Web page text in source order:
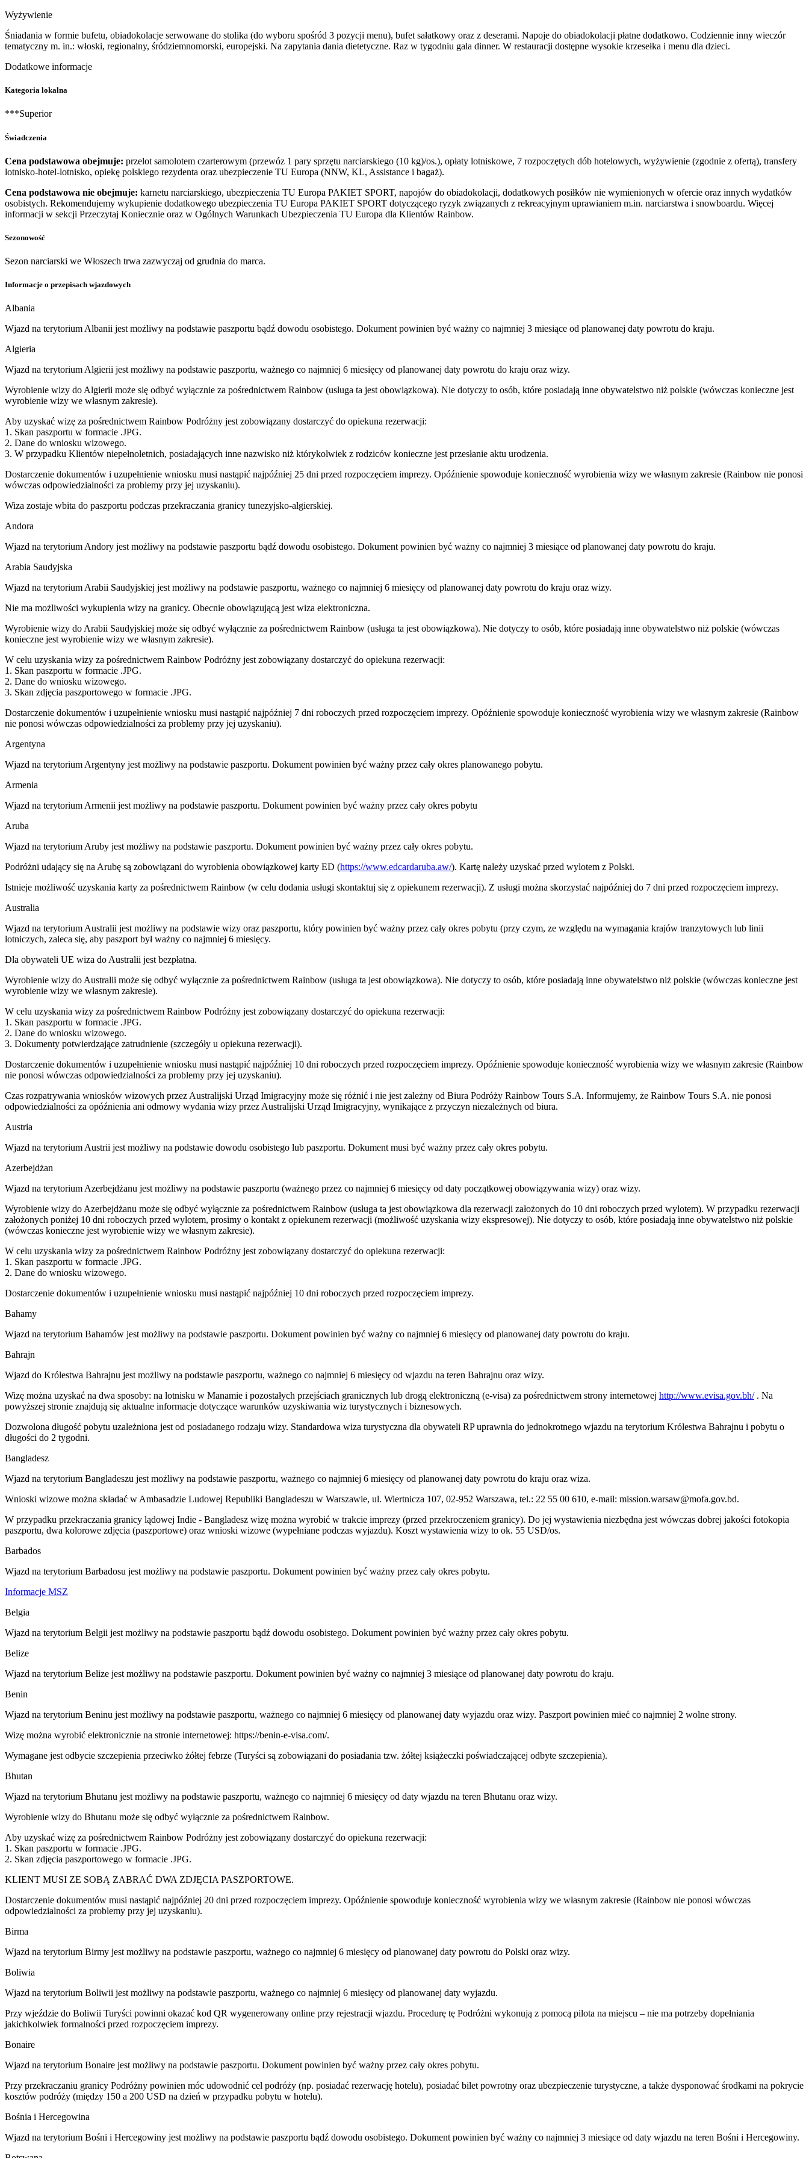
Wyżywienie
Śniadania w formie bufetu, obiadokolacje serwowane do stolika (do wyboru spośród 3 pozycji menu), bufet sałatkowy oraz z deserami. Napoje do obiadokolacji płatne dodatkowo. Codziennie inny wieczór
tematyczny m. in.: włoski, regionalny, śródziemnomorski, europejski. Na zapytania dania dietetyczne. Raz w tygodniu gala dinner. W restauracji dostępne wysokie krzesełka i menu dla dzieci.
Dodatkowe informacje
Kategoria lokalna
***Superior
Świadczenia
Cena podstawowa obejmuje: przelot samolotem czarterowym (przewóz 1 pary sprzętu narciarskiego (10 kg)/os.), opłaty lotniskowe, 7 rozpoczętych dób hotelowych, wyżywienie (zgodnie z ofertą), transfery
lotnisko-hotel-lotnisko, opiekę polskiego rezydenta oraz ubezpieczenie TU Europa (NNW, KL, Assistance i bagaż).
Cena podstawowa nie obejmuje: karnetu narciarskiego, ubezpieczenia TU Europa PAKIET SPORT, napojów do obiadokolacji, dodatkowych posiłków nie wymienionych w ofercie oraz innych wydatków
osobistych. Rekomendujemy wykupienie dodatkowego ubezpieczenia TU Europa PAKIET SPORT dotyczącego ryzyk związanych z rekreacyjnym uprawianiem m.in. narciarstwa i snowboardu. Więcej
informacji w sekcji Przeczytaj Koniecznie oraz w Ogólnych Warunkach Ubezpieczenia TU Europa dla Klientów Rainbow.
Sezonowość
Sezon narciarski we Włoszech trwa zazwyczaj od grudnia do marca.
Informacje o przepisach wjazdowych
Albania
Wjazd na terytorium Albanii jest możliwy na podstawie paszportu bądź dowodu osobistego. Dokument powinien być ważny co najmniej 3 miesiące od planowanej daty powrotu do kraju.
Algieria
Wjazd na terytorium Algierii jest możliwy na podstawie paszportu, ważnego co najmniej 6 miesięcy od planowanej daty powrotu do kraju oraz wizy.
Wyrobienie wizy do Algierii może się odbyć wyłącznie za pośrednictwem Rainbow (usługa ta jest obowiązkowa). Nie dotyczy to osób, które posiadają inne obywatelstwo niż polskie (wówczas konieczne jest
wyrobienie wizy we własnym zakresie).
Aby uzyskać wizę za pośrednictwem Rainbow Podróżny jest zobowiązany dostarczyć do opiekuna rezerwacji:
1. Skan paszportu w formacie .JPG.
2. Dane do wniosku wizowego.
3. W przypadku Klientów niepełnoletnich, posiadających inne nazwisko niż którykolwiek z rodziców konieczne jest przesłanie aktu urodzenia.
Dostarczenie dokumentów i uzupełnienie wniosku musi nastąpić najpóźniej 25 dni przed rozpoczęciem imprezy. Opóźnienie spowoduje konieczność wyrobienia wizy we własnym zakresie (Rainbow nie ponosi
wówczas odpowiedzialności za problemy przy jej uzyskaniu).
Wiza zostaje wbita do paszportu podczas przekraczania granicy tunezyjsko-algierskiej.
Andora
Wjazd na terytorium Andory jest możliwy na podstawie paszportu bądź dowodu osobistego. Dokument powinien być ważny co najmniej 3 miesiące od planowanej daty powrotu do kraju.
Arabia Saudyjska
Wjazd na terytorium Arabii Saudyjskiej jest możliwy na podstawie paszportu, ważnego co najmniej 6 miesięcy od planowanej daty powrotu do kraju oraz wizy.
Nie ma możliwości wykupienia wizy na granicy. Obecnie obowiązującą jest wiza elektroniczna.
Wyrobienie wizy do Arabii Saudyjskiej może się odbyć wyłącznie za pośrednictwem Rainbow (usługa ta jest obowiązkowa). Nie dotyczy to osób, które posiadają inne obywatelstwo niż polskie (wówczas
konieczne jest wyrobienie wizy we własnym zakresie).
W celu uzyskania wizy za pośrednictwem Rainbow Podróżny jest zobowiązany dostarczyć do opiekuna rezerwacji:
1. Skan paszportu w formacie .JPG.
2. Dane do wniosku wizowego.
3. Skan zdjęcia paszportowego w formacie .JPG.
Dostarczenie dokumentów i uzupełnienie wniosku musi nastąpić najpóźniej 7 dni roboczych przed rozpoczęciem imprezy. Opóźnienie spowoduje konieczność wyrobienia wizy we własnym zakresie (Rainbow
nie ponosi wówczas odpowiedzialności za problemy przy jej uzyskaniu).
Argentyna
Wjazd na terytorium Argentyny jest możliwy na podstawie paszportu. Dokument powinien być ważny przez cały okres planowanego pobytu.
Armenia
Wjazd na terytorium Armenii jest możliwy na podstawie paszportu. Dokument powinien być ważny przez cały okres pobytu
Aruba
Wjazd na terytorium Aruby jest możliwy na podstawie paszportu. Dokument powinien być ważny przez cały okres pobytu.
Podróżni udający się na Arubę są zobowiązani do wyrobienia obowiązkowej karty ED (https://www.edcardaruba.aw/). Kartę należy uzyskać przed wylotem z Polski.
Istnieje możliwość uzyskania karty za pośrednictwem Rainbow (w celu dodania usługi skontaktuj się z opiekunem rezerwacji). Z usługi można skorzystać najpóźniej do 7 dni przed rozpoczęciem imprezy.
Australia
Wjazd na terytorium Australii jest możliwy na podstawie wizy oraz paszportu, który powinien być ważny przez cały okres pobytu (przy czym, ze względu na wymagania krajów tranzytowych lub linii
lotniczych, zaleca się, aby paszport był ważny co najmniej 6 miesięcy.
Dla obywateli UE wiza do Australii jest bezpłatna.
Wyrobienie wizy do Australii może się odbyć wyłącznie za pośrednictwem Rainbow (usługa ta jest obowiązkowa). Nie dotyczy to osób, które posiadają inne obywatelstwo niż polskie (wówczas konieczne jest
wyrobienie wizy we własnym zakresie).
W celu uzyskania wizy za pośrednictwem Rainbow Podróżny jest zobowiązany dostarczyć do opiekuna rezerwacji:
1. Skan paszportu w formacie .JPG.
2. Dane do wniosku wizowego.
3. Dokumenty potwierdzające zatrudnienie (szczegóły u opiekuna rezerwacji).
Dostarczenie dokumentów i uzupełnienie wniosku musi nastąpić najpóźniej 10 dni roboczych przed rozpoczęciem imprezy. Opóźnienie spowoduje konieczność wyrobienia wizy we własnym zakresie (Rainbow
nie ponosi wówczas odpowiedzialności za problemy przy jej uzyskaniu).
Czas rozpatrywania wniosków wizowych przez Australijski Urząd Imigracyjny może się różnić i nie jest zależny od Biura Podróży Rainbow Tours S.A. Informujemy, że Rainbow Tours S.A. nie ponosi
odpowiedzialności za opóźnienia ani odmowy wydania wizy przez Australijski Urząd Imigracyjny, wynikające z przyczyn niezależnych od biura.
Austria
Wjazd na terytorium Austrii jest możliwy na podstawie dowodu osobistego lub paszportu. Dokument musi być ważny przez cały okres pobytu.
Azerbejdżan
Wjazd na terytorium Azerbejdżanu jest możliwy na podstawie paszportu (ważnego przez co najmniej 6 miesięcy od daty początkowej obowiązywania wizy) oraz wizy.
Wyrobienie wizy do Azerbejdżanu może się odbyć wyłącznie za pośrednictwem Rainbow (usługa ta jest obowiązkowa dla rezerwacji założonych do 10 dni roboczych przed wylotem). W przypadku rezerwacji
założonych poniżej 10 dni roboczych przed wylotem, prosimy o kontakt z opiekunem rezerwacji (możliwość uzyskania wizy ekspresowej). Nie dotyczy to osób, które posiadają inne obywatelstwo niż polskie
(wówczas konieczne jest wyrobienie wizy we własnym zakresie).
W celu uzyskania wizy za pośrednictwem Rainbow Podróżny jest zobowiązany dostarczyć do opiekuna rezerwacji:
1. Skan paszportu w formacie .JPG.
2. Dane do wniosku wizowego.
Dostarczenie dokumentów i uzupełnienie wniosku musi nastąpić najpóźniej 10 dni roboczych przed rozpoczęciem imprezy.
Bahamy
Wjazd na terytorium Bahamów jest możliwy na podstawie paszportu. Dokument powinien być ważny co najmniej 6 miesięcy od planowanej daty powrotu do kraju.
Bahrajn
Wjazd do Królestwa Bahrajnu jest możliwy na podstawie paszportu, ważnego co najmniej 6 miesięcy od wjazdu na teren Bahrajnu oraz wizy.
Wizę można uzyskać na dwa sposoby: na lotnisku w Manamie i pozostałych przejściach granicznych lub drogą elektroniczną (e-visa) za pośrednictwem strony internetowej http://www.evisa.gov.bh/. Na
powyższej stronie znajdują się aktualne informacje dotyczące warunków uzyskiwania wiz turystycznych i biznesowych.
Dozwolona długość pobytu uzależniona jest od posiadanego rodzaju wizy. Standardowa wiza turystyczna dla obywateli RP uprawnia do jednokrotnego wjazdu na terytorium Królestwa Bahrajnu i pobytu o
długości do 2 tygodni.
Bangladesz
Wjazd na terytorium Bangladeszu jest możliwy na podstawie paszportu, ważnego co najmniej 6 miesięcy od planowanej daty powrotu do kraju oraz wiza.
Wnioski wizowe można składać w Ambasadzie Ludowej Republiki Bangladeszu w Warszawie, ul. Wiertnicza 107, 02-952 Warszawa, tel.: 22 55 00 610, e-mail: mission.warsaw@mofa.gov.bd.
W przypadku przekraczania granicy lądowej Indie - Bangladesz wizę można wyrobić w trakcie imprezy (przed przekroczeniem granicy). Do jej wystawienia niezbędna jest wówczas dobrej jakości fotokopia
paszportu, dwa kolorowe zdjęcia (paszportowe) oraz wnioski wizowe (wypełniane podczas wyjazdu). Koszt wystawienia wizy to ok. 55 USD/os.
Barbados
Wjazd na terytorium Barbadosu jest możliwy na podstawie paszportu. Dokument powinien być ważny przez cały okres pobytu.
Informacje MSZ
Belgia
Wjazd na terytorium Belgii jest możliwy na podstawie paszportu bądź dowodu osobistego. Dokument powinien być ważny przez cały okres pobytu.
Belize
Wjazd na terytorium Belize jest możliwy na podstawie paszportu. Dokument powinien być ważny co najmniej 3 miesiące od planowanej daty powrotu do kraju.
Benin
Wjazd na terytorium Beninu jest możliwy na podstawie paszportu, ważnego co najmniej 6 miesięcy od planowanej daty wyjazdu oraz wizy. Paszport powinien mieć co najmniej 2 wolne strony.
Wizę można wyrobić elektronicznie na stronie internetowej: https://benin-e-visa.com/.
Wymagane jest odbycie szczepienia przeciwko żółtej febrze (Turyści są zobowiązani do posiadania tzw. żółtej książeczki poświadczającej odbyte szczepienia).
Bhutan
Wjazd na terytorium Bhutanu jest możliwy na podstawie paszportu, ważnego co najmniej 6 miesięcy od daty wjazdu na teren Bhutanu oraz wizy.
Wyrobienie wizy do Bhutanu może się odbyć wyłącznie za pośrednictwem Rainbow.
Aby uzyskać wizę za pośrednictwem Rainbow Podróżny jest zobowiązany dostarczyć do opiekuna rezerwacji:
1. Skan paszportu w formacie .JPG.
2. Skan zdjęcia paszportowego w formacie .JPG.
KLIENT MUSI ZE SOBĄ ZABRAĆ DWA ZDJĘCIA PASZPORTOWE.
Dostarczenie dokumentów musi nastąpić najpóźniej 20 dni przed rozpoczęciem imprezy. Opóźnienie spowoduje konieczność wyrobienia wizy we własnym zakresie (Rainbow nie ponosi wówczas
odpowiedzialności za problemy przy jej uzyskaniu).
Birma
Wjazd na terytorium Birmy jest możliwy na podstawie paszportu, ważnego co najmniej 6 miesięcy od planowanej daty powrotu do Polski oraz wizy.
Boliwia
Wjazd na terytorium Boliwii jest możliwy na podstawie paszportu, ważnego co najmniej 6 miesięcy od planowanej daty wyjazdu.
Przy wjeździe do Boliwii Turyści powinni okazać kod QR wygenerowany online przy rejestracji wjazdu. Procedurę tę Podróżni wykonują z pomocą pilota na miejscu – nie ma potrzeby dopełniania
jakichkolwiek formalności przed rozpoczęciem imprezy.
Bonaire
Wjazd na terytorium Bonaire jest możliwy na podstawie paszportu. Dokument powinien być ważny przez cały okres pobytu.
Przy przekraczaniu granicy Podróżny powinien móc udowodnić cel podróży (np. posiadać rezerwację hotelu), posiadać bilet powrotny oraz ubezpieczenie turystyczne, a także dysponować środkami na pokrycie
kosztów podróży (między 150 a 200 USD na dzień w przypadku pobytu w hotelu).
Bośnia i Hercegowina
Wjazd na terytorium Bośni i Hercegowiny jest możliwy na podstawie paszportu bądź dowodu osobistego. Dokument powinien być ważny co najmniej 3 miesiące od daty wjazdu na teren Bośni i Hercegowiny.